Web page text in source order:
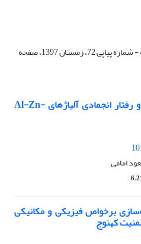
دوره 21، شماره 4 - شماره پیاپی 72، زمستان 1397، صفحه
بررسی اثر روی بر ریزساختار و رفتار انجمادی آلیاژهای Al-Zn-
امامی
برخواص فیزیکی و مکانیکی
کهنوج